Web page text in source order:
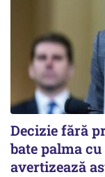
Decizie fără
bate palma
avertizează